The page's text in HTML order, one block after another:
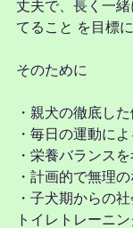
丈夫で、長く一
てること を目標
そのために
・親犬の徹底し
・毎日の運動に
・栄養バランス
・計画的で無理
・子犬期からの
トイレトレーニ